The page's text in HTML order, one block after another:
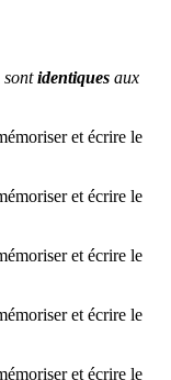
sontidentiques aux